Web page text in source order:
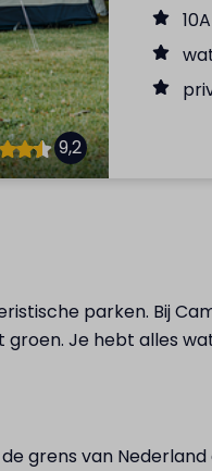
9,2
10A
parken. Bij
Je hebt alles
van Nederland